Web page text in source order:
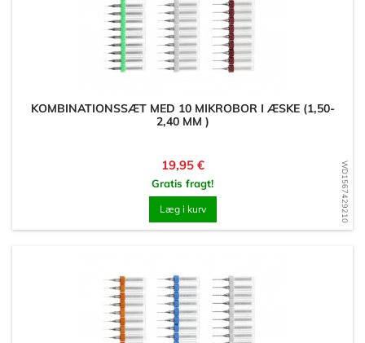
WD1567429210
KOMBINATIONSSÆT MED 10 MIKROBOR I ÆSKE (1,50-
2,40 MM )
Pris
19,95 €
Gratis fragt!
Læg i kurv